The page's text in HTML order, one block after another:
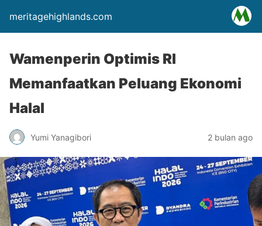
meritagehighlands.com
Wamenperin Optimis RI
Memanfaatkan Peluang Ekonomi
Halal
Yumi Yanagibori 2 bulan ago